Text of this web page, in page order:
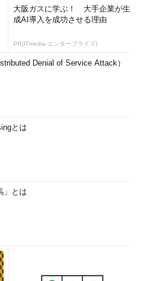
大阪ガスに学ぶ！ 大手企業が生
成AI導入を成功させる理由
PR(ITmedia エンタープライズ)
Denial of Service Attack）
とは
」とは